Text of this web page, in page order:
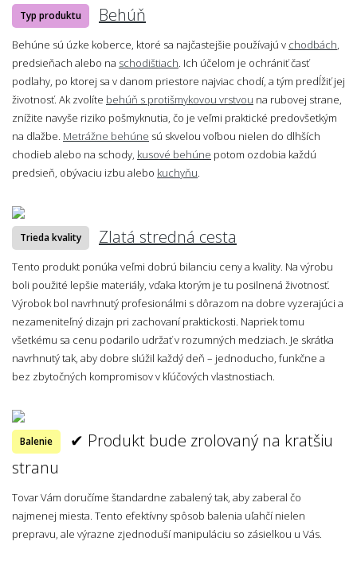
Typ produktu Behúň
Behúne sú úzke koberce, ktoré sa najčastejšie používajú v chodbách,
predsieňach alebo na schodištiach. Ich účelom je ochrániť časť
podlahy, po ktorej sa v danom priestore najviac chodí, a tým predĺžiť jej
životnosť. Ak zvolíte behúň s protišmykovou vrstvou na rubovej strane,
znížite navyše riziko pošmyknutia, čo je veľmi praktické predovšetkým
na dlažbe. Metrážne behúne sú skvelou voľbou nielen do dlhších
chodieb alebo na schody, kusové behúne potom ozdobia každú
predsieň, obývaciu izbu alebo kuchyňu.
Trieda kvality Zlatá stredná cesta
Tento produkt ponúka veľmi dobrú bilanciu ceny a kvality. Na výrobu
boli použité lepšie materiály, vďaka ktorým je tu posilnená životnosť.
Výrobok bol navrhnutý profesionálmi s dôrazom na dobre vyzerajúci a
nezameniteľný dizajn pri zachovaní praktickosti. Napriek tomu
všetkému sa cenu podarilo udržať v rozumných medziach. Je skrátka
navrhnutý tak, aby dobre slúžil každý deň – jednoducho, funkčne a
bez zbytočných kompromisov v kľúčových vlastnostiach.
Balenie
✔ Produkt bude zrolovaný na kratšiu
stranu
Tovar Vám doručíme štandardne zabalený tak, aby zaberal čo
najmenej miesta. Tento efektívny spôsob balenia uľahčí nielen
prepravu, ale výrazne zjednoduší manipuláciu so zásielkou u Vás.